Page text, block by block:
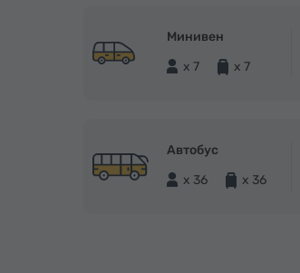
Минивен
x 7
x 7
Автобус
x 36
x 36